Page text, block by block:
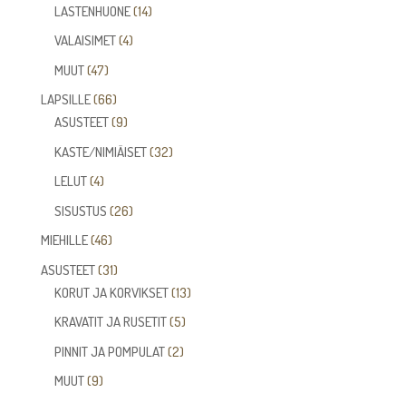
LASTENHUONE 1414
VALAISIMET 44
MUUT 4747
tuotetta
LAPSILLE 6666
tuotetta
ASUSTEET 99
tuotetta
KASTE/NIMIÄISET 3232
LELUT 44
tuotetta
SISUSTUS 2626
MIEHILLE 4646
tuotetta
ASUSTEET 3131
tuotetta
KORUT JA KORVIKSET 1313
KRAVATIT JA RUSETIT 55
tuotetta
PINNIT JA POMPULAT 22
MUUT 99